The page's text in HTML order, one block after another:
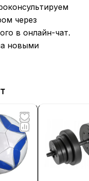
через
в онлайн-чат.
новыми